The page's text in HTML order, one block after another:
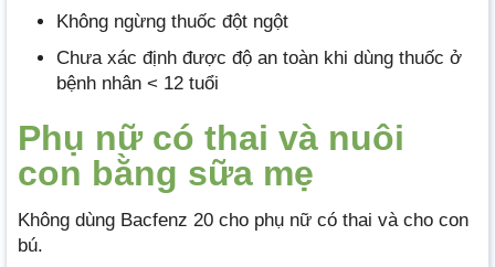
Không ngừng thuốc đột ngột
Chưa xác định được độ an toàn khi dùng thuốc ở
bệnh nhân < 12 tuổi
Phụ nữ có thai và nuôi
con bằng sữa mẹ
Không dùng Bacfenz 20 cho phụ nữ có thai và cho con
bú.